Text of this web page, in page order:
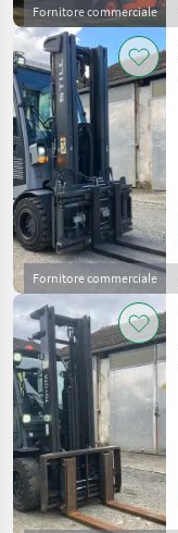
Fornitore commerciale
Fornitore commerciale